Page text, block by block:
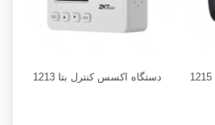
دستگاه اکسس کنترل بتا 1213